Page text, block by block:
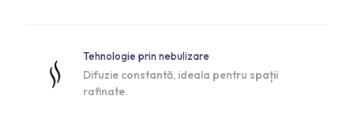
Tehnologie prin nebulizare
Difuzie constantă, ideala pentru spații
rafinate.